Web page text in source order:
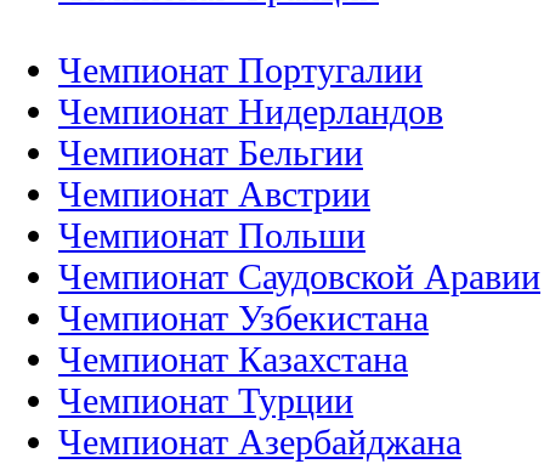
Чемпионат Португалии
Чемпионат Нидерландов
Чемпионат Бельгии
Чемпионат Австрии
Чемпионат Польши
Чемпионат Саудовской Аравии
Чемпионат Узбекистана
Чемпионат Казахстана
Чемпионат Турции
Чемпионат Азербайджана